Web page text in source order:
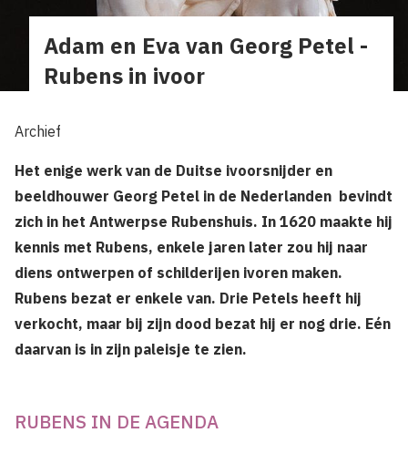
Adam en Eva van Georg Petel -
Rubens in ivoor
Archief
Het enige werk van de Duitse ivoorsnijder en
beeldhouwer Georg Petel in de Nederlanden bevindt
zich in het Antwerpse Rubenshuis. In 1620 maakte hij
kennis met Rubens, enkele jaren later zou hij naar
diens ontwerpen of schilderijen ivoren maken.
Rubens bezat er enkele van. Drie Petels heeft hij
verkocht, maar bij zijn dood bezat hij er nog drie. Eén
daarvan is in zijn paleisje te zien.
RUBENS IN DE AGENDA